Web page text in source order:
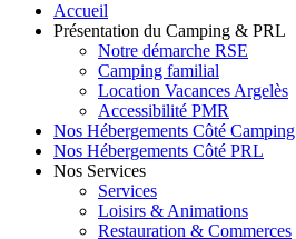
Accueil
Présentation du Camping & PRL
Notre démarche RSE
Camping familial
Location Vacances Argelès
Accessibilité PMR
Nos Hébergements Côté Camping
Nos Hébergements Côté PRL
Nos Services
Services
Loisirs & Animations
Restauration & Commerces